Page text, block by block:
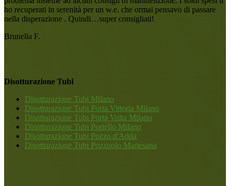
ho recuperati in serenità per un w.e. che ormai pensavo di passare
nella disperazione . Quindi…super consigliati!
Brunella F.
Disotturazione Tubi
Disotturazione Tubi Milano
Disotturazione Tubi Porta Vittoria Milano
Disotturazione Tubi Porta Volta Milano
Disotturazione Tubi Portello Milano
Disotturazione Tubi Pozzo d'Adda
Disotturazione Tubi Pozzuolo Martesana